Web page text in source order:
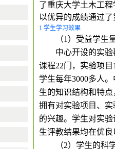
了重庆大学土木工
以优异的成绩通过了
1 学生学习效果
（1 ）受益学生
中心开设的实
课程22门，实验项目
学生每年3000多人
生的知识结构和特
拥有对实验项目、
的兴趣。学生对实
生评教结果均在优
（2）学生的科